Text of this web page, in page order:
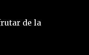
de la